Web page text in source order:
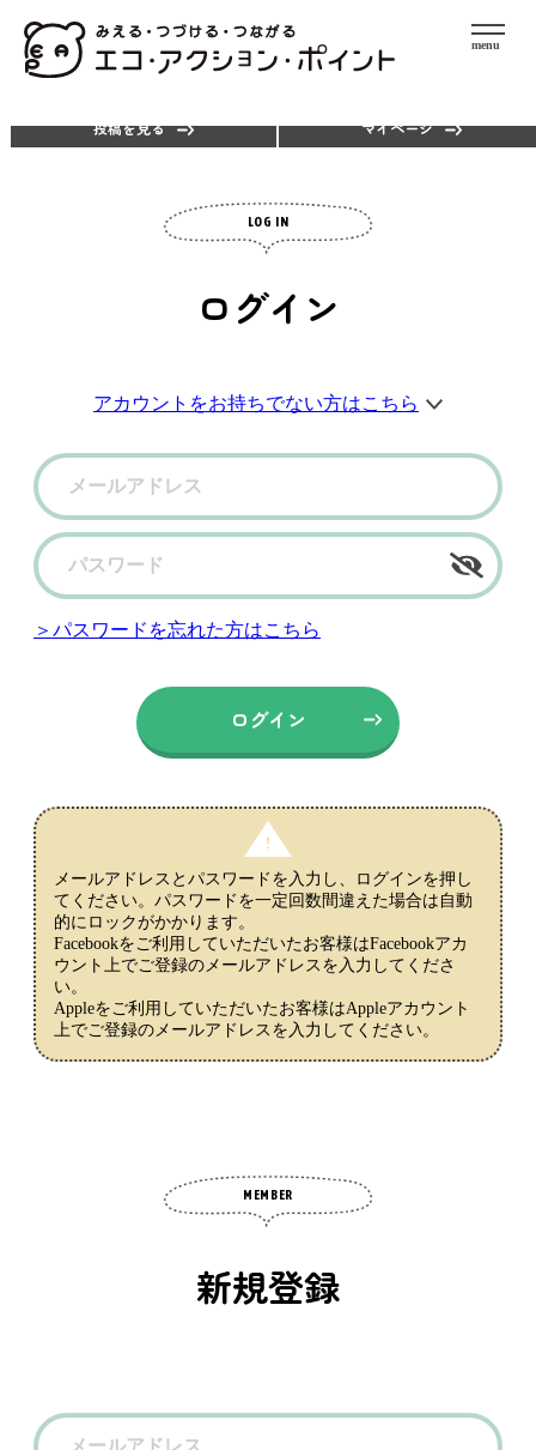
menu
投稿を見る
マイページ
LOG IN
ログイン
アカウントをお持ちでない方はこちら
＞パスワードを忘れた方はこちら
メールアドレスとパスワードを入力し、ログインを押し
てください。パスワードを一定回数間違えた場合は自動
的にロックがかかります。
Facebookをご利用していただいたお客様はFacebookアカ
ウント上でご登録のメールアドレスを入力してくださ
い。
Appleをご利用していただいたお客様はAppleアカウント
上でご登録のメールアドレスを入力してください。
MEMBER
新規登録